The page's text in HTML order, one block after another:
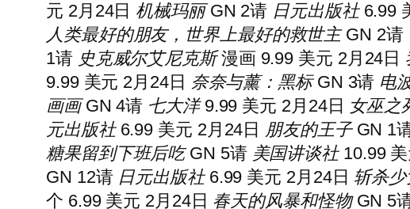
元 2月24日 机械玛丽GN 2请 日元出版社6.99
人类最好的朋友，世界上最好的救世主GN 2请
1请 史克威尔艾尼克斯漫画 9.99 美元 2月24日
9.99 美元 2月24日 奈奈与薰：黑标GN 3请 电
画画GN 4请 七大洋9.99 美元 2月24日 女巫之
元出版社6.99 美元 2月24日 朋友的王子GN 1
糖果留到下班后吃GN 5请 美国讲谈社10.99 美
GN 12请 日元出版社6.99 美元 2月24日 斩杀少
个 6.99 美元 2月24日 春天的风暴和怪物GN 5